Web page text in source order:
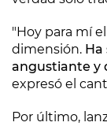
"Hoy para mí
dimensión. Ha
angustiante y
expresó el
Por último,